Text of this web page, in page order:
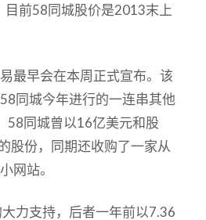
目前58同城股价是2013末上
最早会在本周正式宣布。该
同城今年进行的一连串其他
58同城曾以16亿美元和股
股份，同期还收购了一家从
网站。
力支持，后者一年前以7.36